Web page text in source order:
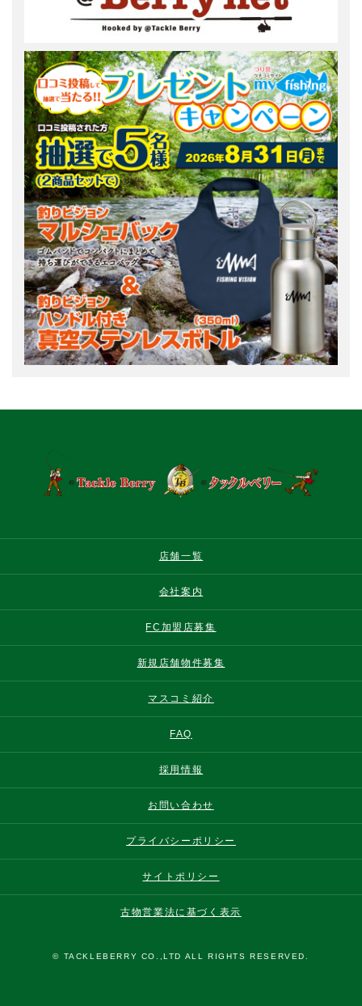
店舗一覧
会社案内
FC加盟店募集
新規店舗物件募集
マスコミ紹介
FAQ
採用情報
お問い合わせ
プライバシーポリシー
サイトポリシー
古物営業法に基づく表示
© TACKLEBERRY CO.,LTD ALL RIGHTS RESERVED.